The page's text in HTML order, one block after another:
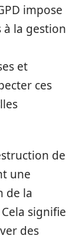
impose
la gestion
et
ces
de
une
de la
signifie
des